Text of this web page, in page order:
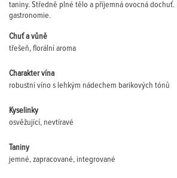
taniny. Středně plné tělo a příjemná ovocná dochuť.
gastronomie.
Chuť a vůně
třešeň, florální aroma
Charakter vína
robustní víno s lehkým nádechem barikových tónů
Kyselinky
osvěžující, nevtíravé
Taniny
jemné, zapracované, integrované